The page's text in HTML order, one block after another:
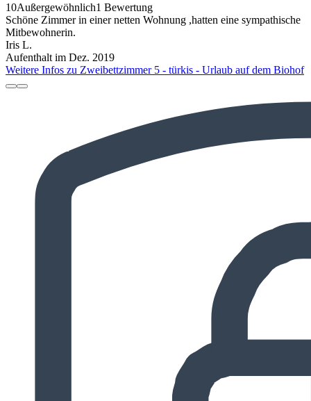
10Außergewöhnlich1 Bewertung
Schöne Zimmer in einer netten Wohnung ,hatten eine sympathische
Mitbewohnerin.
Iris L.
Aufenthalt im Dez. 2019
Weitere Infos zu Zweibettzimmer 5 - türkis - Urlaub auf dem Biohof